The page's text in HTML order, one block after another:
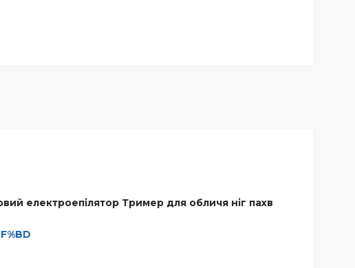
електроепілятор Тример для обличя ніг пахв